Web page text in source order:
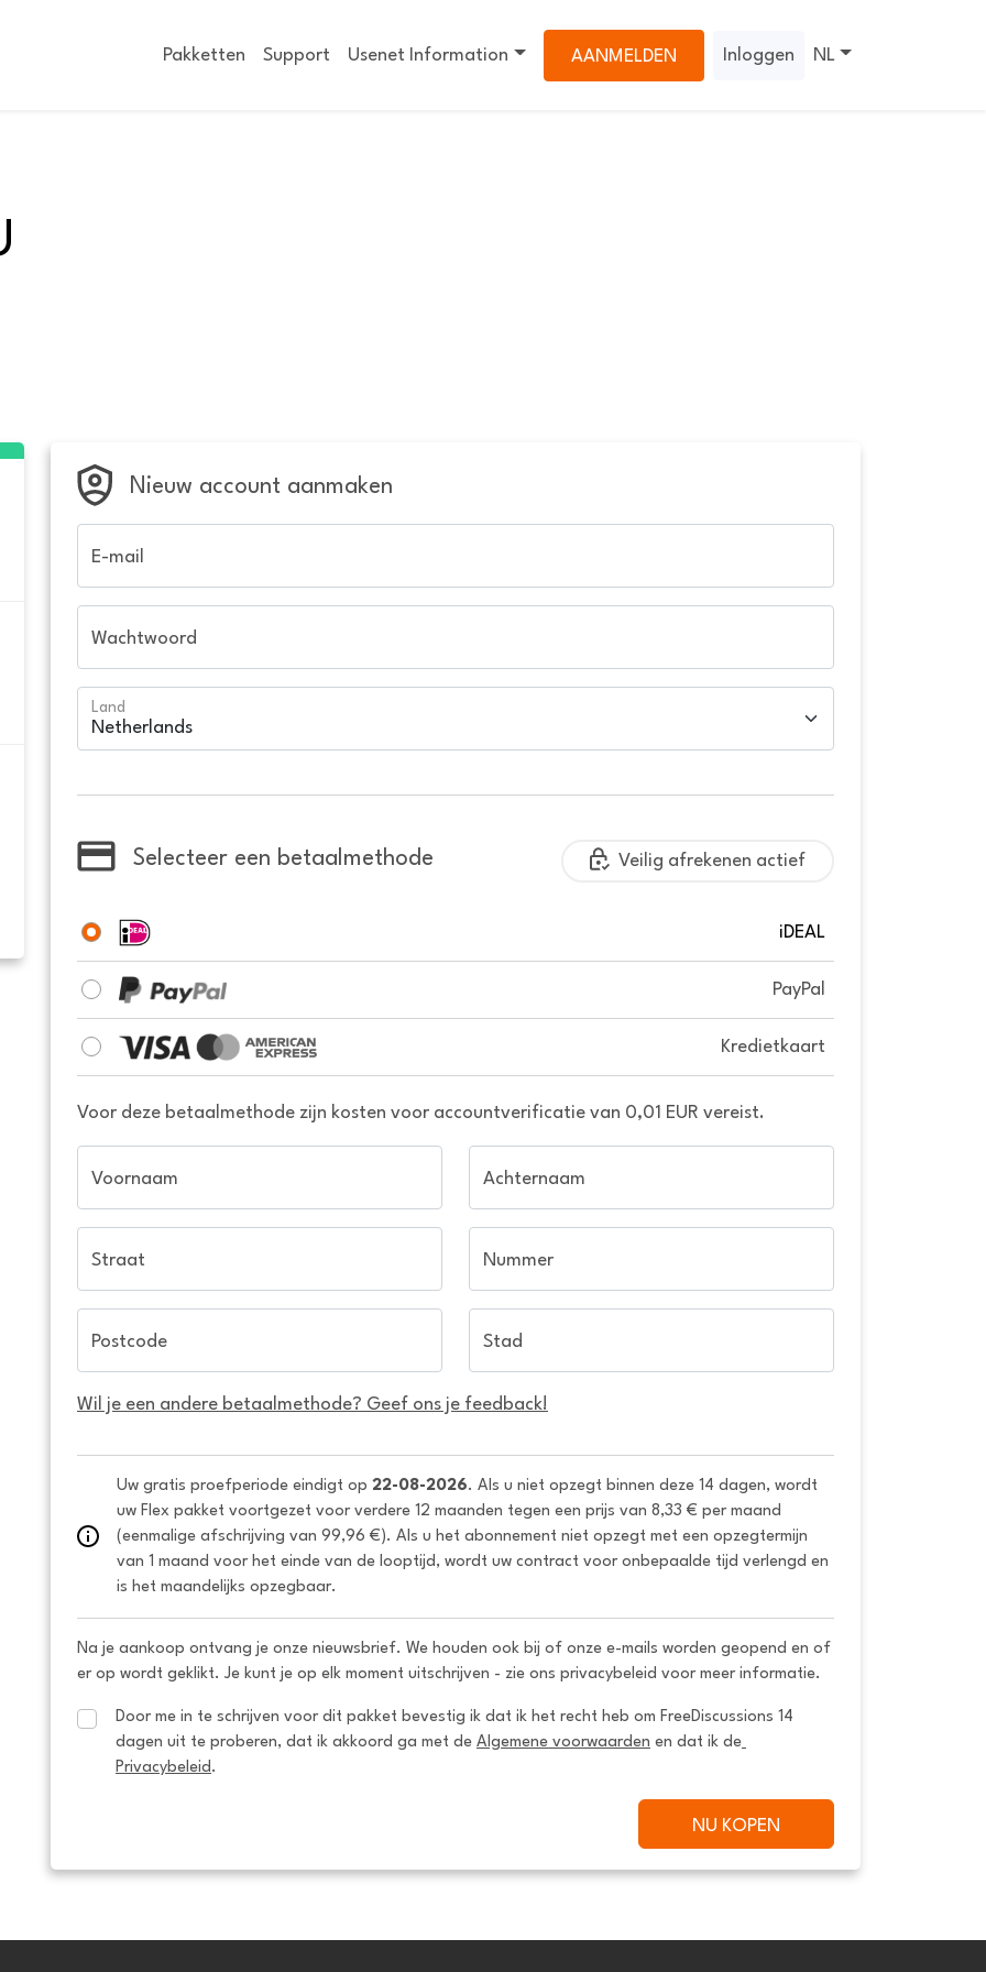
Pakketten Support Usenet Information AANMELDEN Inloggen NL
Nieuw account aanmaken
E-mail
Wachtwoord
Land
Selecteer een betaalmethode Veilig afrekenen actief
iDEAL
PayPal
Kredietkaart
Voor deze betaalmethode zijn kosten voor accountverificatie van 0,01 EUR vereist.
Voornaam Achternaam
Straat Nummer
Postcode Stad
Wil je een andere betaalmethode? Geef ons je feedback!
Uw gratis proefperiode eindigt op 22-08-2026. Als u niet opzegt binnen deze 14 dagen, wordt
uw Flex pakket voortgezet voor verdere 12 maanden tegen een prijs van 8,33 € per maand
(eenmalige afschrijving van 99,96 €). Als u het abonnement niet opzegt met een opzegtermijn
van 1 maand voor het einde van de looptijd, wordt uw contract voor onbepaalde tijd verlengd en
is het maandelijks opzegbaar.
Na je aankoop ontvang je onze nieuwsbrief. We houden ook bij of onze e-mails worden geopend en of
er op wordt geklikt. Je kunt je op elk moment uitschrijven - zie ons privacybeleid voor meer informatie.
Door me in te schrijven voor dit pakket bevestig ik dat ik het recht heb om FreeDiscussions 14
dagen uit te proberen, dat ik akkoord ga met de Algemene voorwaarden en dat ik de
Privacybeleid .
NU KOPEN